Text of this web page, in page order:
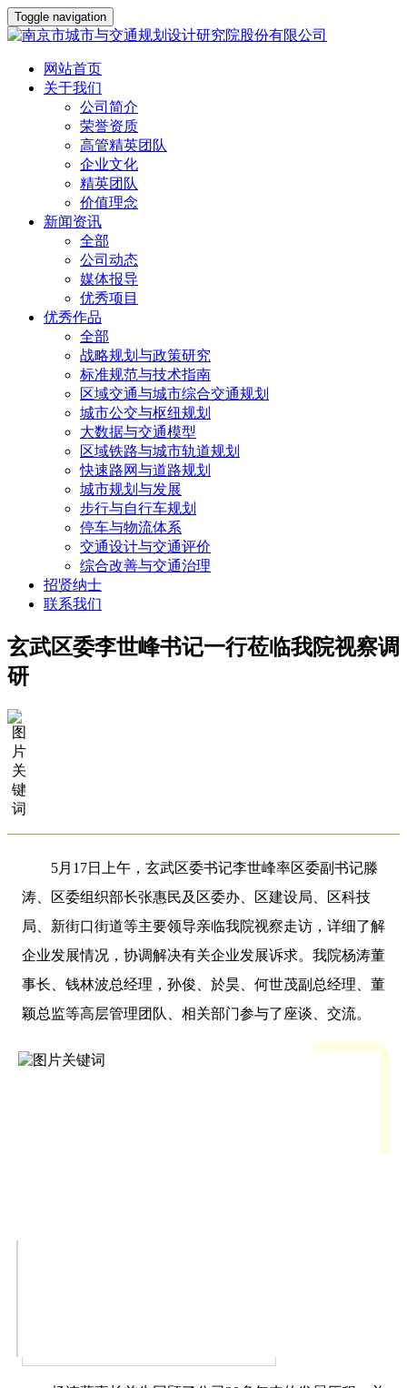
Toggle navigation
网站首页
关于我们
公司简介
荣誉资质
高管精英团队
企业文化
精英团队
价值理念
新闻资讯
全部
公司动态
媒体报导
优秀项目
优秀作品
全部
战略规划与政策研究
标准规范与技术指南
区域交通与城市综合交通规划
城市公交与枢纽规划
大数据与交通模型
区域铁路与城市轨道规划
快速路网与道路规划
城市规划与发展
步行与自行车规划
停车与物流体系
交通设计与交通评价
综合改善与交通治理
招贤纳士
联系我们
玄武区委李世峰书记一行莅临我院视察调
研
5月17日上午，玄武区委书记李世峰率区委副书记滕
涛、区委组织部长张惠民及区委办、区建设局、区科技
局、新街口街道等主要领导亲临我院视察走访，详细了解
企业发展情况，协调解决有关企业发展诉求。我院杨涛董
事长、钱林波总经理，孙俊、於昊、何世茂副总经理、董
颖总监等高层管理团队、相关部门参与了座谈、交流。